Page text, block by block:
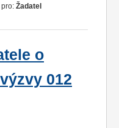
Žadatel
o
012